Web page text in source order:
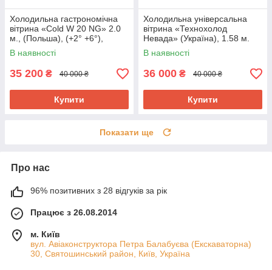
Холодильна гастрономічна
вітрина «Cold W 20 NG» 2.0
м., (Польша), (+2° +6°),
новий компрессор, Б/у
В наявності
35 200 ₴ 40 000 ₴
Купити
Холодильна універсальна
вітрина «Технохолод
Невада» (Україна), 1.58 м.
(-5° +5°), викладка 90 см., Б/у
В наявності
36 000 ₴ 40 000 ₴
Купити
Показати ще
Про нас
96% позитивних з 28 відгуків за рік
Працює з 26.08.2014
м. Київ
вул. Авіаконструктора Петра Балабуєва (Екскаваторна)
30, Святошинський район, Київ, Україна